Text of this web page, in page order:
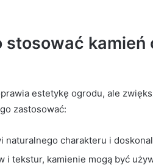
kamień
estetykę ogrodu, ale
zastosować:
naturalnego charakteru i
i tekstur, kamienie mogą być